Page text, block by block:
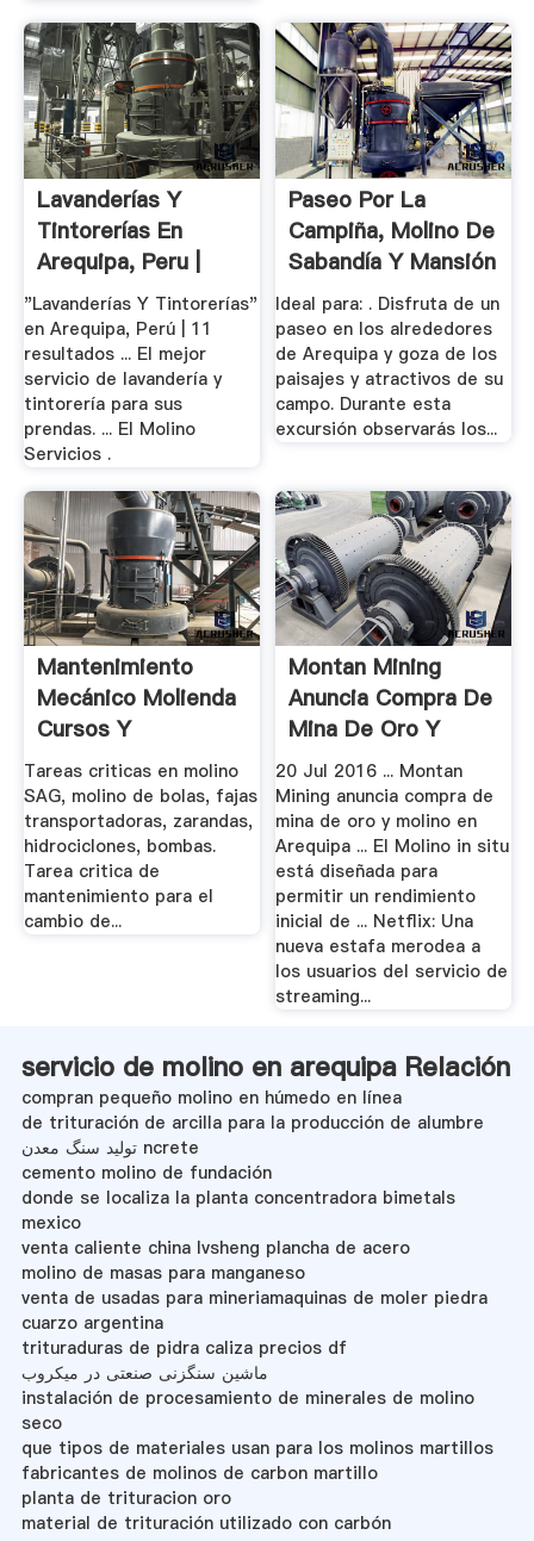
Lavanderías Y
Tintorerías En
Arequipa, Peru |
Páginas.
"Lavanderías Y Tintorerías"
en Arequipa, Perú | 11
resultados ... El mejor
servicio de lavandería y
tintorería para sus
prendas. ... El Molino
Servicios .
Paseo Por La
Campiña, Molino De
Sabandía Y Mansión
Del.
Ideal para: . Disfruta de un
paseo en los alrededores
de Arequipa y goza de los
paisajes y atractivos de su
campo. Durante esta
excursión observarás los...
Mantenimiento
Mecánico Molienda
Cursos Y
Programas De.
Tareas criticas en molino
SAG, molino de bolas, fajas
transportadoras, zarandas,
hidrociclones, bombas.
Tarea critica de
mantenimiento para el
cambio de...
Montan Mining
Anuncia Compra De
Mina De Oro Y
Molino En.
20 Jul 2016 ... Montan
Mining anuncia compra de
mina de oro y molino en
Arequipa ... El Molino in situ
está diseñada para
permitir un rendimiento
inicial de ... Netflix: Una
nueva estafa merodea a
los usuarios del servicio de
streaming...
servicio de molino en arequipa Relación
compran pequeño molino en húmedo en línea
de trituración de arcilla para la producción de alumbre
تولید سنگ معدن ncrete
cemento molino de fundación
donde se localiza la planta concentradora bimetals
mexico
venta caliente china lvsheng plancha de acero
molino de masas para manganeso
venta de usadas para mineriamaquinas de moler piedra
cuarzo argentina
trituraduras de pidra caliza precios df
ماشین سنگزنی صنعتی در میکروب
instalación de procesamiento de minerales de molino
seco
que tipos de materiales usan para los molinos martillos
fabricantes de molinos de carbon martillo
planta de trituracion oro
material de trituración utilizado con carbón